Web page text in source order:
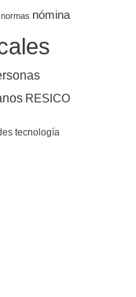
normas nómina
RESICO
tecnología